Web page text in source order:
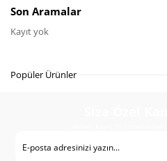
Karşılaştır
Fiyat Düşünce Haber Ver
Son Aramalar
Kayıt yok
Popüler Ürünler